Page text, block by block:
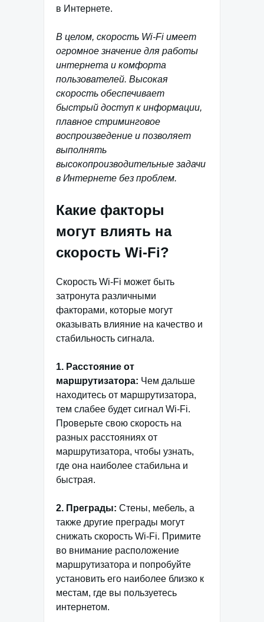
в Интернете.
В целом, скорость Wi-Fi имеет
огромное значение для работы
интернета и комфорта
пользователей. Высокая
скорость обеспечивает
быстрый доступ к информации,
плавное стриминговое
воспроизведение и позволяет
выполнять
высокопроизводительные задачи
в Интернете без проблем.
Какие факторы
могут влиять на
скорость Wi-Fi?
Скорость Wi-Fi может быть
затронута различными
факторами, которые могут
оказывать влияние на качество и
стабильность сигнала.
1. Расстояние от
маршрутизатора: Чем дальше
находитесь от маршрутизатора,
тем слабее будет сигнал Wi-Fi.
Проверьте свою скорость на
разных расстояниях от
маршрутизатора, чтобы узнать,
где она наиболее стабильна и
быстрая.
2. Преграды: Стены, мебель, а
также другие преграды могут
снижать скорость Wi-Fi. Примите
во внимание расположение
маршрутизатора и попробуйте
установить его наиболее близко к
местам, где вы пользуетесь
интернетом.